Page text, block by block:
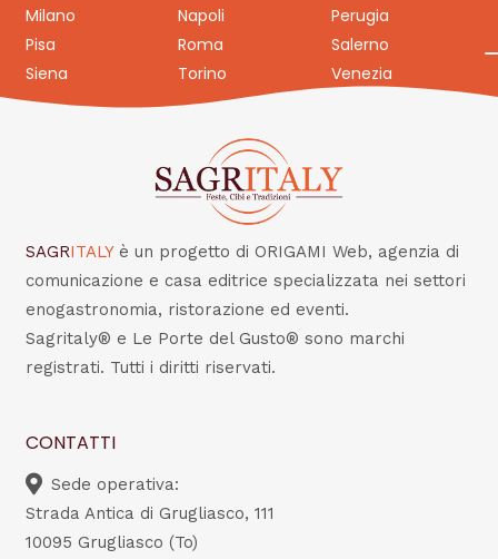
Milano
Napoli
Perugia
Pisa
Roma
Salerno
Siena
Torino Venezia
SAGRITALY è un progetto di ORIGAMI Web, agenzia di
comunicazione e casa editrice specializzata nei settori
enogastronomia, ristorazione ed eventi.
Sagritaly® e Le Porte del Gusto® sono marchi
registrati. Tutti i diritti riservati.
CONTATTI
Sede operativa:
Strada Antica di Grugliasco, 111
10095 Grugliasco (To)